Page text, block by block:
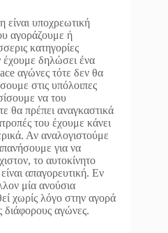
είναι υποχρεωτική
αγοράζουμε ή
κατηγορίες
δηλώσει ένα
αγώνες τότε δεν θα
στις υπόλοιπες
να του
θα πρέπει αναγκαστικά
του έχουμε κάνει
Αν αναλογιστούμε
για να
το αυτοκίνητο
απαγορευτική. Εν
μία ανούσια
χωρίς λόγο στην αγορά
διάφορους αγώνες.